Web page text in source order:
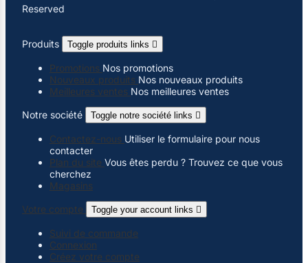
Reserved
Produits Toggle produits links 
Promotions Nos promotions
Nouveaux produits Nos nouveaux produits
Meilleures ventes Nos meilleures ventes
Notre société
Toggle notre société links 
Contactez-nous Utiliser le formulaire pour nous
contacter
Plan du site Vous êtes perdu ? Trouvez ce que vous
cherchez
Magasins
Votre compte
Toggle your account links 
Suivi de commande
Connexion
Créez votre compte